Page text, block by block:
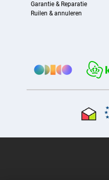
Garantie & Reparatie
Ruilen & annuleren